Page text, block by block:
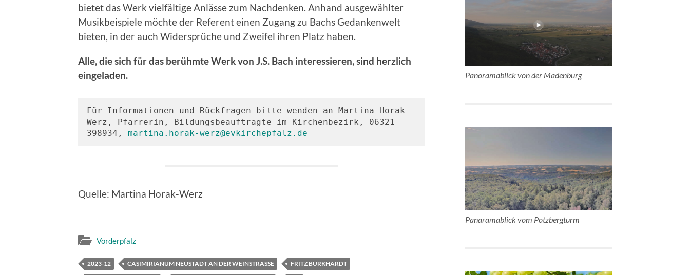
bietet das Werk vielfältige Anlässe zum Nachdenken. Anhand ausgewählter
Musikbeispiele möchte der Referent einen Zugang zu Bachs Gedankenwelt
bieten, in der auch Widersprüche und Zweifel ihren Platz haben.
Alle, die sich für das berühmte Werk von J.S. Bach interessieren, sind herzlich
eingeladen.
Für Informationen und Rückfragen bitte wenden an Martina Horak-
Werz, Pfarrerin, Bildungsbeauftragte im Kirchenbezirk, 06321
398934, martina.horak-werz@evkirchepfalz.de
Quelle: Martina Horak-Werz
Vorderpfalz
2023-12 CASIMIRIANUM NEUSTADT AN DER WEINSTRASSE FRITZ BURKHARDT
Panoramablick von der Madenburg
Panaramablick vom Potzbergturm